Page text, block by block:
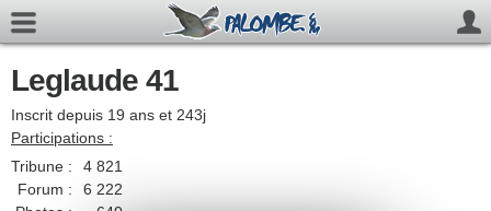
Leglaude 41
Inscrit depuis 19 ans et 243j
Participations :
Tribune :
4 821
Forum :
6 222